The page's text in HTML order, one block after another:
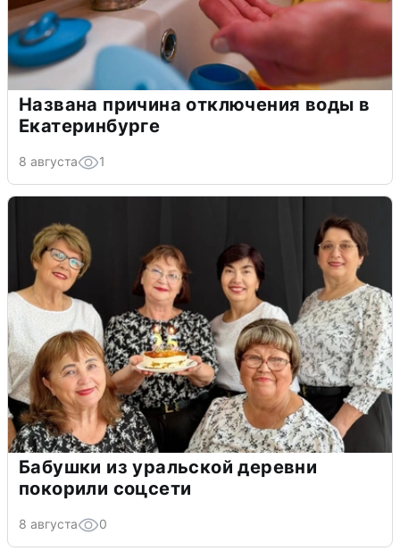
Названа причина отключения воды в
Екатеринбурге
8 августа 1
Бабушки из уральской деревни
покорили соцсети
8 августа 0